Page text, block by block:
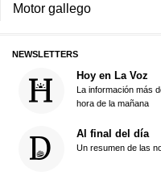
Motor gallego
NEWSLETTERS
Hoy en La Voz
La información más
hora de la mañana
Al final del día
Un resumen de las